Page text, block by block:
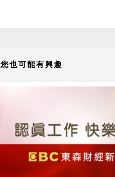
您也可能有興趣